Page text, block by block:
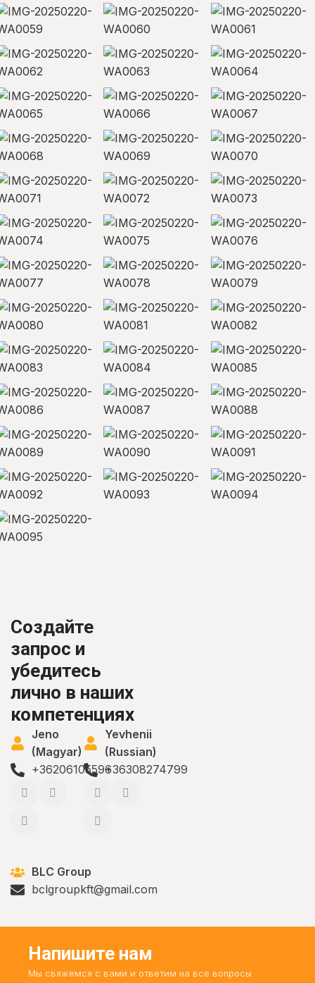
Создайте
запрос и
убедитесь
лично в наших
компетенциях
Jeno
(Magyar)
+36206105596
Yevhenii
(Russian)
+36308274799
BLC Group
bclgroupkft@gmail.com
Напишите нам
Мы свяжемся с вами и ответим на все вопросы